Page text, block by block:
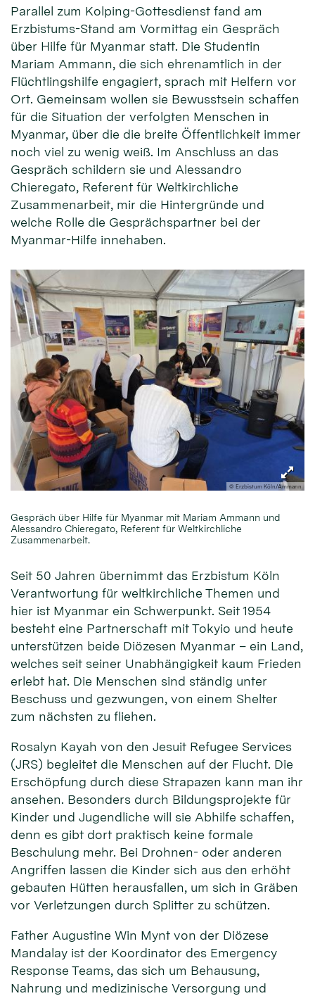
Parallel zum Kolping-Gottesdienst fand am
Erzbistums-Stand am Vormittag ein Gespräch
über Hilfe für Myanmar statt. Die Studentin
Mariam Ammann, die sich ehrenamtlich in der
Flüchtlingshilfe engagiert, sprach mit Helfern vor
Ort. Gemeinsam wollen sie Bewusstsein schaffen
für die Situation der verfolgten Menschen in
Myanmar, über die die breite Öffentlichkeit immer
noch viel zu wenig weiß. Im Anschluss an das
Gespräch schildern sie und Alessandro
Chieregato, Referent für Weltkirchliche
Zusammenarbeit, mir die Hintergründe und
welche Rolle die Gesprächspartner bei der
Myanmar-Hilfe innehaben.
© Erzbistum Köln/Ammann
Gespräch über Hilfe für Myanmar mit Mariam Ammann und
Alessandro Chieregato, Referent für Weltkirchliche
Zusammenarbeit.
Seit 50 Jahren übernimmt das Erzbistum Köln
Verantwortung für weltkirchliche Themen und
hier ist Myanmar ein Schwerpunkt. Seit 1954
besteht eine Partnerschaft mit Tokyio und heute
unterstützen beide Diözesen Myanmar – ein Land,
welches seit seiner Unabhängigkeit kaum Frieden
erlebt hat. Die Menschen sind ständig unter
Beschuss und gezwungen, von einem Shelter
zum nächsten zu fliehen.
Rosalyn Kayah von den Jesuit Refugee Services
(JRS) begleitet die Menschen auf der Flucht. Die
Erschöpfung durch diese Strapazen kann man ihr
ansehen. Besonders durch Bildungsprojekte für
Kinder und Jugendliche will sie Abhilfe schaffen,
denn es gibt dort praktisch keine formale
Beschulung mehr. Bei Drohnen- oder anderen
Angriffen lassen die Kinder sich aus den erhöht
gebauten Hütten herausfallen, um sich in Gräben
vor Verletzungen durch Splitter zu schützen.
Father Augustine Win Mynt von der Diözese
Mandalay ist der Koordinator des Emergency
Response Teams, das sich um Behausung,
Nahrung und medizinische Versorgung und